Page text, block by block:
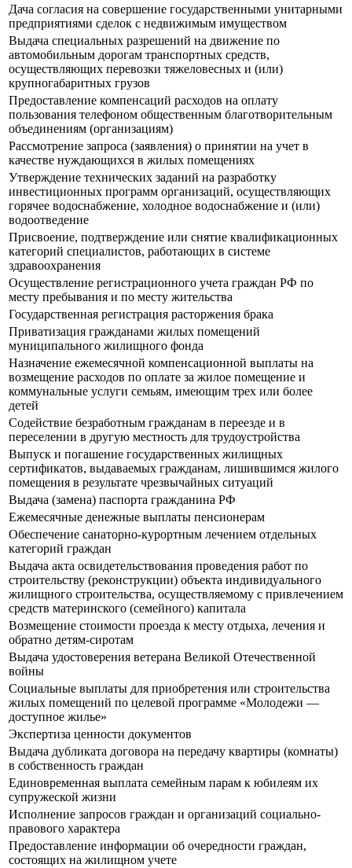
Дача согласия на совершение государственными унитарными
предприятиями сделок с недвижимым имуществом
Выдача специальных разрешений на движение по
автомобильным дорогам транспортных средств,
осуществляющих перевозки тяжеловесных и (или)
крупногабаритных грузов
Предоставление компенсаций расходов на оплату
пользования телефоном общественным благотворительным
объединениям (организациям)
Рассмотрение запроса (заявления) о принятии на учет в
качестве нуждающихся в жилых помещениях
Утверждение технических заданий на разработку
инвестиционных программ организаций, осуществляющих
горячее водоснабжение, холодное водоснабжение и (или)
водоотведение
Присвоение, подтверждение или снятие квалификационных
категорий специалистов, работающих в системе
здравоохранения
Осуществление регистрационного учета граждан РФ по
месту пребывания и по месту жительства
Государственная регистрация расторжения брака
Приватизация гражданами жилых помещений
муниципального жилищного фонда
Назначение ежемесячной компенсационной выплаты на
возмещение расходов по оплате за жилое помещение и
коммунальные услуги семьям, имеющим трех или более
детей
Содействие безработным гражданам в переезде и в
переселении в другую местность для трудоустройства
Выпуск и погашение государственных жилищных
сертификатов, выдаваемых гражданам, лишившимся жилого
помещения в результате чрезвычайных ситуаций
Выдача (замена) паспорта гражданина РФ
Ежемесячные денежные выплаты пенсионерам
Обеспечение санаторно-курортным лечением отдельных
категорий граждан
Выдача акта освидетельствования проведения работ по
строительству (реконструкции) объекта индивидуального
жилищного строительства, осуществляемому с привлечением
средств материнского (семейного) капитала
Возмещение стоимости проезда к месту отдыха, лечения и
обратно детям-сиротам
Выдача удостоверения ветерана Великой Отечественной
войны
Социальные выплаты для приобретения или строительства
жилых помещений по целевой программе «Молодежи —
доступное жилье»
Экспертиза ценности документов
Выдача дубликата договора на передачу квартиры (комнаты)
в собственность граждан
Единовременная выплата семейным парам к юбилеям их
супружеской жизни
Исполнение запросов граждан и организаций социально-
правового характера
Предоставление информации об очередности граждан,
состоящих на жилищном учете